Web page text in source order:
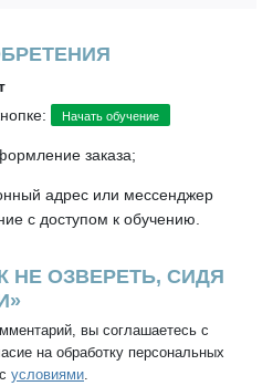
Начать обучение
заказа;
адрес или мессенджер
с доступом к обучению.
НЕ ОЗВЕРЕТЬ, СИДЯ
вы соглашаетесь с
на обработку персональных
условиями.